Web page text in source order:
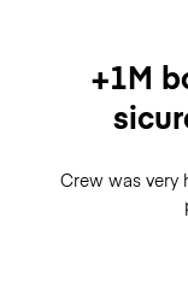
+1M
Crew was very